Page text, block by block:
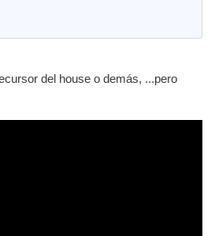
del house o demás, ...pero